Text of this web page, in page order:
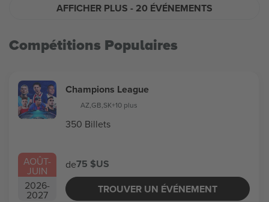
AFFICHER PLUS - 20 ÉVÉNEMENTS
Compétitions Populaires
AOÛT-
JUIN
2026-
2027
Champions League
AZ,GB,SK+10 plus
350 Billets
de75 $US
TROUVER UN ÉVÉNEMENT